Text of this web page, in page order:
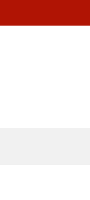
to